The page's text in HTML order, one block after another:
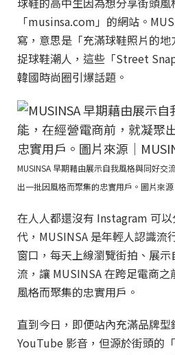
「musinsa.com」的網站。
寫，意思是「充滿球鞋照片的
捉球鞋潮人，這些「Street
韓國時尚圈引爆話題。
MUSINSA 早期藉由展示自我風格與同好交
出一批因風格而聚集的忠實用戶。圖片來源
在人人都還沒有 Instagram 可
代，MUSINSA 是年輕人認識流
窗口，每天上線瀏覽街拍、展
流，讓 MUSINSA 在跨足電商
風格而聚集的忠實用戶。
直到今日，即便站內充滿品牌
YouTube 影音，但源於街頭的